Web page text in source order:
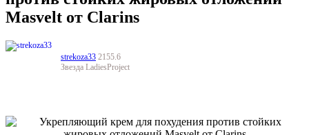
Masvelt от Clarins
strekoza33 2155.6
Звезда LadiesProject